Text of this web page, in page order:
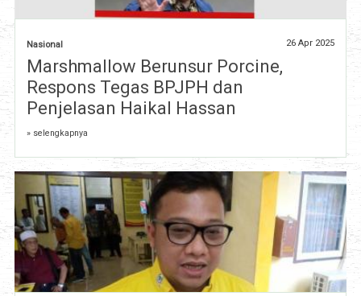
Nasional 26 Apr 2025
Marshmallow Berunsur Porcine,
Respons Tegas BPJPH dan
Penjelasan Haikal Hassan
» selengkapnya